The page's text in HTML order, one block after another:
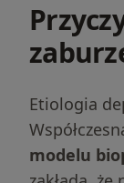
Etiologia
modelu